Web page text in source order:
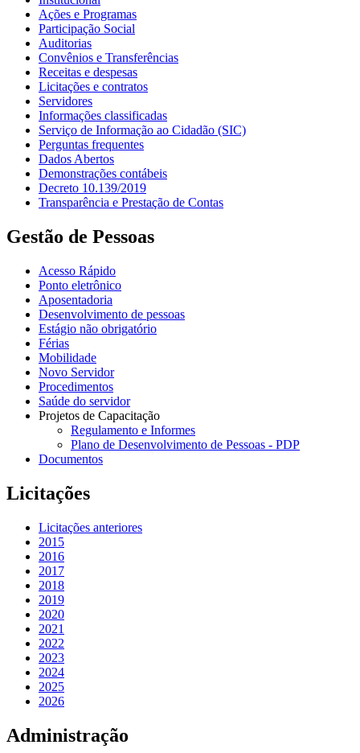
Ações e Programas
Participação Social
Auditorias
Convênios e Transferências
Receitas e despesas
Licitações e contratos
Servidores
Informações classificadas
Serviço de Informação ao Cidadão (SIC)
Perguntas frequentes
Dados Abertos
Demonstrações contábeis
Decreto 10.139/2019
Transparência e Prestação de Contas
Gestão de Pessoas
Acesso Rápido
Ponto eletrônico
Aposentadoria
Desenvolvimento de pessoas
Estágio não obrigatório
Férias
Mobilidade
Novo Servidor
Procedimentos
Saúde do servidor
Projetos de Capacitação
Regulamento e Informes
Plano de Desenvolvimento de Pessoas - PDP
Documentos
Licitações
Licitações anteriores
2015
2016
2017
2018
2019
2020
2021
2022
2023
2024
2025
2026
Administração